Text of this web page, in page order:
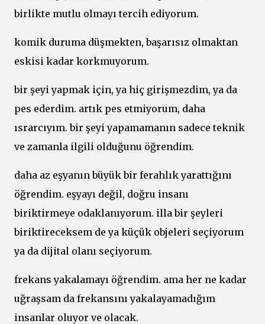
birlikte mutlu olmayı tercih ediyorum.
komik duruma düşmekten, başarısız olmaktan
eskisi kadar korkmuyorum.
bir şeyi yapmak için, ya hiç girişmezdim, ya da
pes ederdim. artık pes etmiyorum, daha
ısrarcıyım. bir şeyi yapamamanın sadece teknik
ve zamanla ilgili olduğunu öğrendim.
daha az eşyanın büyük bir ferahlık yarattığını
öğrendim. eşyayı değil, doğru insanı
biriktirmeye odaklanıyorum. illa bir şeyleri
biriktireceksem de ya küçük objeleri seçiyorum
ya da dijital olanı seçiyorum.
frekans yakalamayı öğrendim. ama her ne kadar
uğraşsam da frekansını yakalayamadığım
insanlar oluyor ve olacak.